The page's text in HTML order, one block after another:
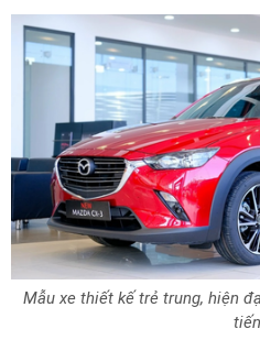
Mẫu xe thiết kế trẻ trung, hiện
tiến